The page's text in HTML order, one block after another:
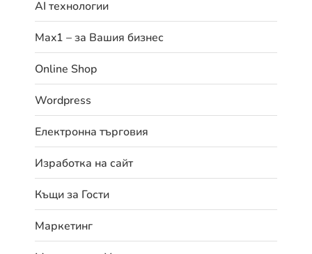
AI технологии
Max1 – за Вашия бизнес
Online Shop
Wordpress
Електронна търговия
Изработка на сайт
Къщи за Гости
Маркетинг